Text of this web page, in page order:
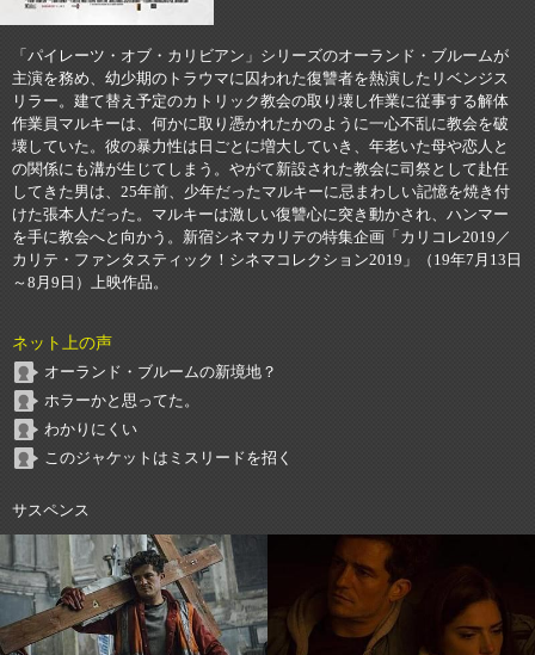
「パイレーツ・オブ・カリビアン」シリーズのオーランド・ブルームが
主演を務め、幼少期のトラウマに囚われた復讐者を熱演したリベンジス
リラー。建て替え予定のカトリック教会の取り壊し作業に従事する解体
作業員マルキーは、何かに取り憑かれたかのように一心不乱に教会を破
壊していた。彼の暴力性は日ごとに増大していき、年老いた母や恋人と
の関係にも溝が生じてしまう。やがて新設された教会に司祭として赴任
してきた男は、25年前、少年だったマルキーに忌まわしい記憶を焼き付
けた張本人だった。マルキーは激しい復讐心に突き動かされ、ハンマー
を手に教会へと向かう。新宿シネマカリテの特集企画「カリコレ2019／
カリテ・ファンタスティック！シネマコレクション2019」（19年7月13日
～8月9日）上映作品。
ネット上の声
オーランド・ブルームの新境地？
ホラーかと思ってた。
わかりにくい
このジャケットはミスリードを招く
サスペンス